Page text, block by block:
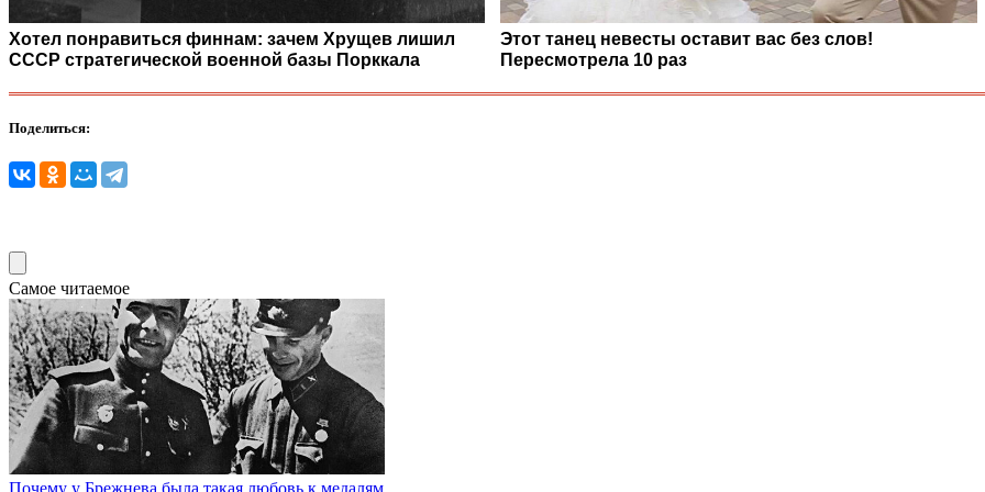
Хотел понравиться финнам: зачем Хрущев лишил
СССР стратегической военной базы Порккала
Этот танец невесты оставит вас без слов!
Пересмотрела 10 раз
Поделиться:
Самое читаемое